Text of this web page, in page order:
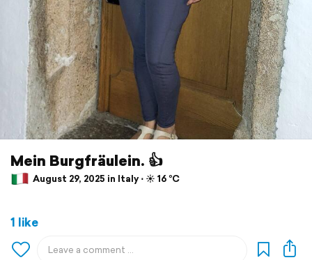
Mein Burgfräulein. 👍
August 29, 2025 in Italy ⋅ ☀️ 16 °C
1 like